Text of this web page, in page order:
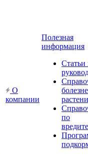
О
компании
Полезная
информация
Статьи
по